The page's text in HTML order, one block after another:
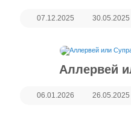
07.12.2025 30.05.2025
Аллервей
06.01.2026 26.05.2025